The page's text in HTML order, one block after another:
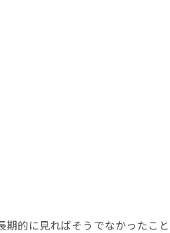
的に見ればそうでなかったこと